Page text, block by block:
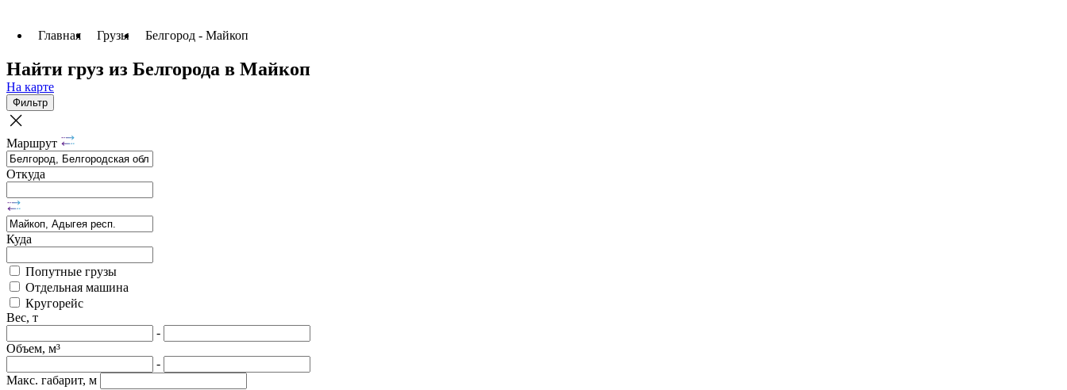
Главная Грузы Белгород - Майкоп
Найти груз из Белгорода в Майкоп
На карте
Фильтр
Маршрут
Откуда
Куда
Попутные грузы
Отдельная машина
Кругорейс
Вес, т
-
Объем, м³
-
Макс. габарит, м